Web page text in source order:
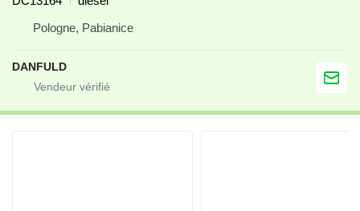
Pologne, Pabianice
DANFULD